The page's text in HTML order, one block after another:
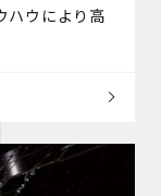
ハウにより高